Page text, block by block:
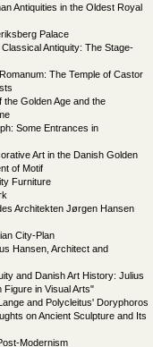
Antiquities in the Oldest Royal
Palace
Antiquity: The Stage-
The Temple of Castor
Golden Age and the
Some Entrances in
Art in the Danish Golden
of Motif
Furniture
Architekten Jørgen Hansen
City-Plan
Hansen, Architect and
and Danish Art History: Julius
Figure in Visual Arts"
and Polycleitus' Doryphoros
on Ancient Sculpture and Its
Modernism